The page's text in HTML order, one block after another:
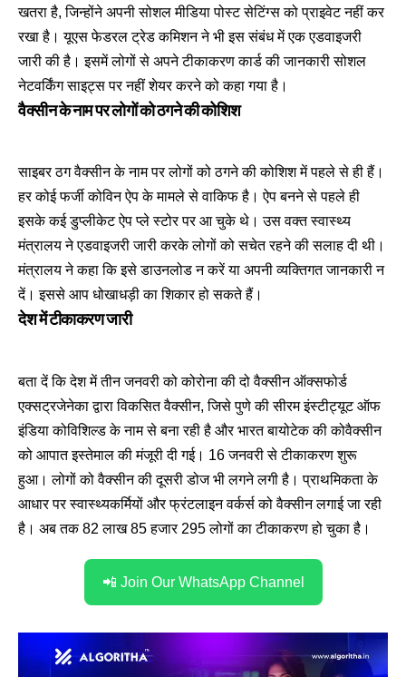
खतरा है, जिन्होंने अपनी सोशल मीडिया पोस्ट सेटिंग्स को प्राइवेट नहीं कर
रखा है। यूएस फेडरल ट्रेड कमिशन ने भी इस संबंध में एक एडवाइजरी
जारी की है। इसमें लोगों से अपने टीकाकरण कार्ड की जानकारी सोशल
नेटवर्किंग साइट्स पर नहीं शेयर करने को कहा गया है।
वैक्सीन के नाम पर लोगों को ठगने की कोशिश
साइबर ठग वैक्सीन के नाम पर लोगों को ठगने की कोशिश में पहले से ही हैं।
हर कोई फर्जी कोविन ऐप के मामले से वाकिफ है। ऐप बनने से पहले ही
इसके कई डुप्लीकेट ऐप प्ले स्टोर पर आ चुके थे। उस वक्त स्वास्थ्य
मंत्रालय ने एडवाइजरी जारी करके लोगों को सचेत रहने की सलाह दी थी।
मंत्रालय ने कहा कि इसे डाउनलोड न करें या अपनी व्यक्तिगत जानकारी न
दें। इससे आप धोखाधड़ी का शिकार हो सकते हैं।
देश में टीकाकरण जारी
बता दें कि देश में तीन जनवरी को कोरोना की दो वैक्सीन ऑक्सफोर्ड
एक्सट्रजेनेका द्वारा विकसित वैक्सीन, जिसे पुणे की सीरम इंस्टीट्यूट ऑफ
इंडिया कोविशिल्ड के नाम से बना रही है और भारत बायोटेक की कोवैक्सीन
को आपात इस्तेमाल की मंजूरी दी गई। 16 जनवरी से टीकाकरण शुरू
हुआ। लोगों को वैक्सीन की दूसरी डोज भी लगने लगी है। प्राथमिकता के
आधार पर स्वास्थ्यकर्मियों और फ्रंटलाइन वर्कर्स को वैक्सीन लगाई जा रही
है। अब तक 82 लाख 85 हजार 295 लोगों का टीकाकरण हो चुका है।
📲 Join Our WhatsApp Channel